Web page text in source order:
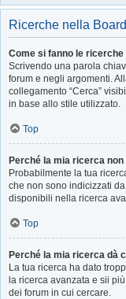
Ricerche nella Board
Come si fanno le
Scrivendo una parola
forum e negli argomenti.
collegamento “Cerca”
in base allo stile utilizzato.
Top
Perché la mia ricerca
Probabilmente la tua
che non sono indicizzati
disponibili nella ricerca
Top
Perché la mia ricerca dà
La tua ricerca ha dato
la ricerca avanzata e sii
dei forum in cui cercare.